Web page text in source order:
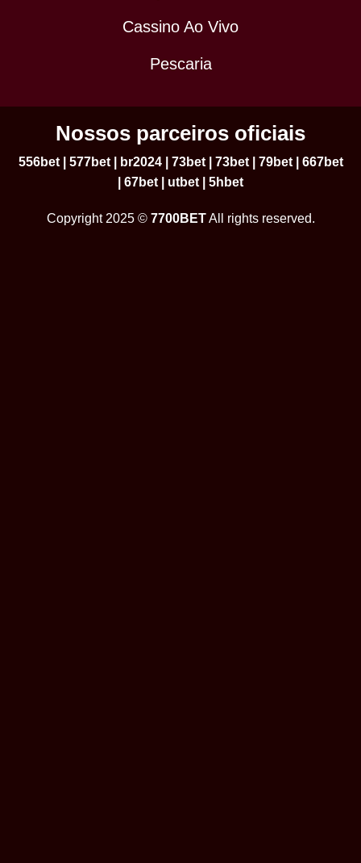
Cassino Ao Vivo
Pescaria
Nossos parceiros oficiais
556bet| 577bet| br2024| 73bet| 73bet| 79bet| 667bet
67bet utbet 5hbet
Copyright 2025 © 7700BETAll rights reserved.